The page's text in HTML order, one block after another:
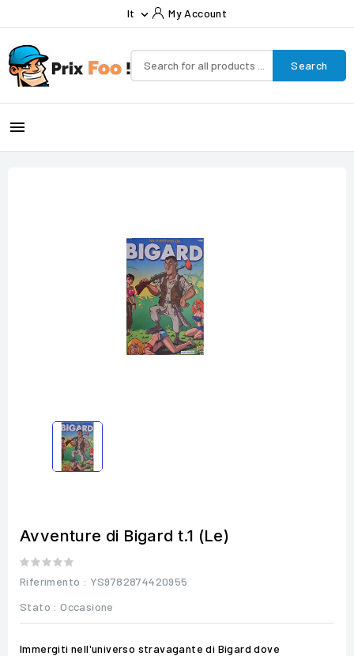
It  My Account
Search

Avventure di Bigard t.1 (Le)
Riferimento : YS9782874420955
Stato : Occasione
Immergiti nell'universo stravagante di Bigard dove